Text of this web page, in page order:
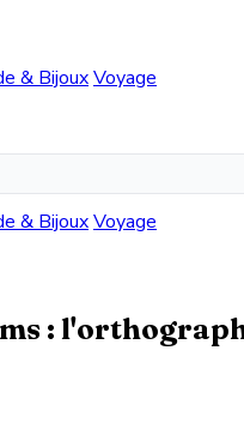
& BijouxVoyage
& BijouxVoyage
: